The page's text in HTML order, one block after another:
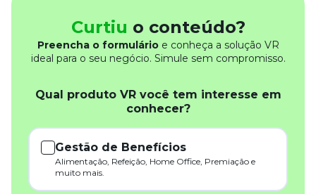
Curtiu o conteúdo?
Preencha o formulárioe conheça a solução VR
ideal para o seu negócio. Simule sem compromisso.
Qual produto VR você tem interesse em
conhecer?
Gestão de Benefícios
Alimentação, Refeição, Home Office, Premiação e
muito mais.